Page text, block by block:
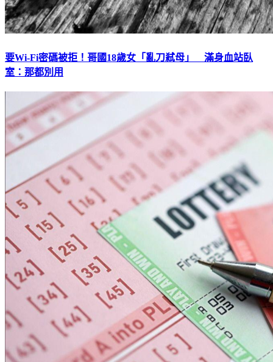
要Wi-Fi密碼被拒！哥國18歲女「亂刀弒母」 滿身血站臥
室：那都別用